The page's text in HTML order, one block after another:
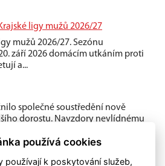
ligy mužů 2026/27
mužů 2026/27. Sezónu
září 2026 domácím utkáním proti
a...
společné soustředění nově
dorostu. Navzdory nevlídnému
používá cookies
používají k poskytování služeb,